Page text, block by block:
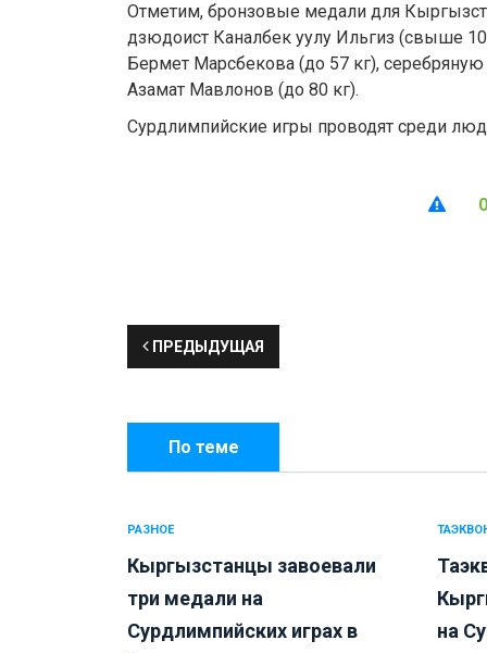
Отметим, бронзовые медали для
дзюдоист Каналбек уулу Ильгиз (свыше
Бермет Марсбекова (до 57 кг),
Азамат Мавлонов (до 80 кг).
Сурдлимпийские игры проводят среди
0
ПРЕДЫДУЩАЯ
По теме
РАЗНОЕ
Кыргызстанцы завоевали
три медали на
Сурдлимпийских играх в
на